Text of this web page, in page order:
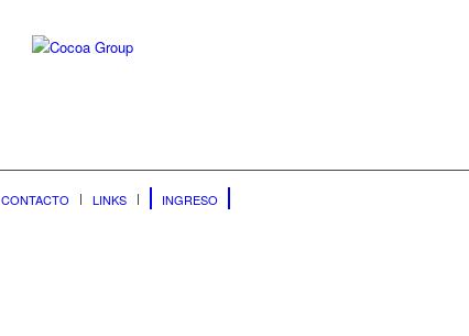
CONTACTO LINKS INGRESO